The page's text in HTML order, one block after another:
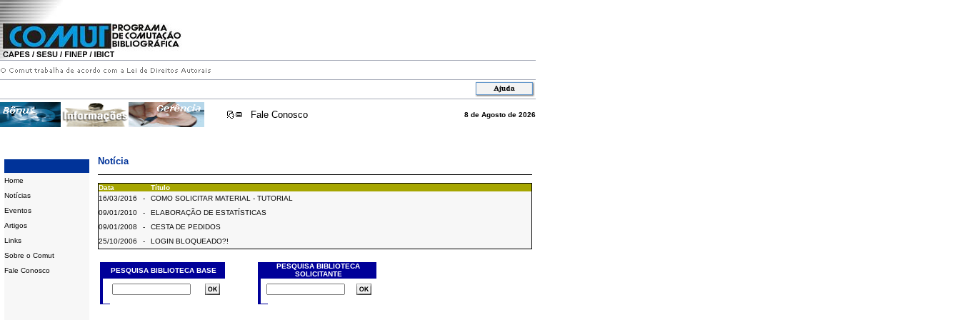
Fale Conosco 8 de Agosto de 2026
Home
Notícias
Eventos
Artigos
Links
Sobre o Comut
Fale Conosco
Notícia
Data
Título
16/03/2016
-
COMO SOLICITAR MATERIAL - TUTORIAL
09/01/2010
-
ELABORAÇÃO DE ESTATÍSTICAS
09/01/2008
-
CESTA DE PEDIDOS
25/10/2006
- LOGIN BLOQUEADO?!
PESQUISA BIBLIOTECA BASE
PESQUISA BIBLIOTECA
SOLICITANTE